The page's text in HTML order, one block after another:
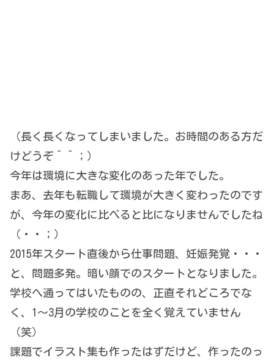
（長く長くなってしまいました。お時間のある方だ
けどうぞ＾＾；）
今年は環境に大きな変化のあった年でした。
まあ、去年も転職して環境が大きく変わったのです
が、今年の変化に比べると比になりませんでしたね
（・・；）
2015年スタート直後から仕事問題、妊娠発覚・・・
と、問題多発。暗い顔でのスタートとなりました。
学校へ通ってはいたものの、正直それどころでな
く、1～3月の学校のことを全く覚えていません
（笑）
課題でイラスト集も作ったはずだけど、作ったのっ